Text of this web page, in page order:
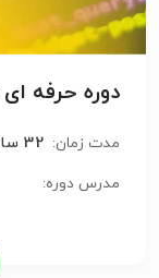
دوره حرفه ای Node.Js
مدت زمان: 32 ساعت
مدرس دوره: